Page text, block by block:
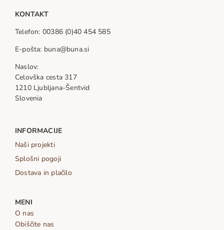
KONTAKT
Telefon: 00386 (0)40 454 585
E-pošta: buna@buna.si
Naslov:
Celovška cesta 317
1210 Ljubljana-Šentvid
Slovenia
INFORMACIJE
Naši projekti
Splošni pogoji
Dostava in plačilo
MENI
O nas
Obiščite nas